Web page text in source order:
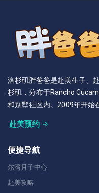
洛杉矶胖爸爸是赴美生子、
杉矶，分布于Rancho
和别墅社区内。2009年开始
赴美预约
便捷导航
尔湾月子中心
赴美攻略